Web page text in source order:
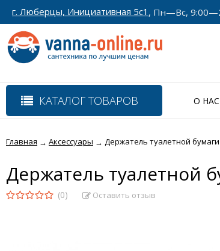
г. Люберцы, Инициативная 5с1 , Пн—Вс,
КАТАЛОГ ТОВАРОВ О НАС
Главная → Аксессуары → Держатель туалетной бумаги
Держатель туалетной
(0) Оставить отзыв